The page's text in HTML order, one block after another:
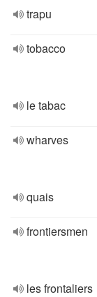
trapu
tobacco
le tabac
wharves
quais
frontiersmen
les frontaliers